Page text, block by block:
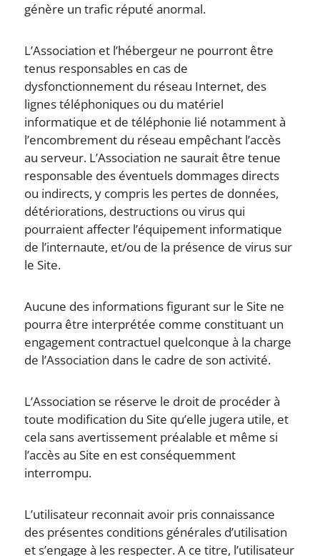
génère un trafic réputé anormal.
L’Association et l’hébergeur ne pourront être
tenus responsables en cas de
dysfonctionnement du réseau Internet, des
lignes téléphoniques ou du matériel
informatique et de téléphonie lié notamment à
l’encombrement du réseau empêchant l’accès
au serveur. L’Association ne saurait être tenue
responsable des éventuels dommages directs
ou indirects, y compris les pertes de données,
détériorations, destructions ou virus qui
pourraient affecter l’équipement informatique
de l’internaute, et/ou de la présence de virus sur
le Site.
Aucune des informations figurant sur le Site ne
pourra être interprétée comme constituant un
engagement contractuel quelconque à la charge
de l’Association dans le cadre de son activité.
L’Association se réserve le droit de procéder à
toute modification du Site qu’elle jugera utile, et
cela sans avertissement préalable et même si
l’accès au Site en est conséquemment
interrompu.
L’utilisateur reconnait avoir pris connaissance
des présentes conditions générales d’utilisation
et s’engage à les respecter. A ce titre, l’utilisateur